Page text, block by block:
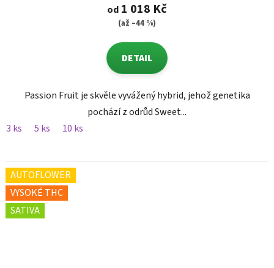
od 1 018 Kč
(až –44 %)
DETAIL
Passion Fruit je skvěle vyvážený hybrid, jehož genetika
pochází z odrůd Sweet...
3 ks
5 ks 10 ks
AUTOFLOWER
VYSOKÉ THC
SATIVA